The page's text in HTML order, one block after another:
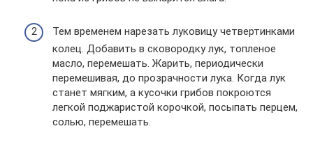
Тем временем нарезать луковицу четвертинками
колец. Добавить в сковородку лук, топленое
масло, перемешать. Жарить, периодически
перемешивая, до прозрачности лука. Когда лук
станет мягким, а кусочки грибов покроются
легкой поджаристой корочкой, посыпать перцем,
солью, перемешать.